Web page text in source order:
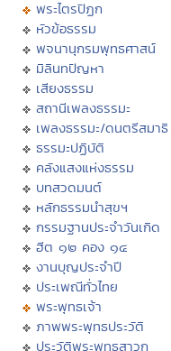
พระไตรปิฏก
หัวข้อธรรม
พจนานุกรมพุทธศาสน์
มิลินทปัญหา
เสียงธรรม
สถานีเพลงธรรมะ
เพลงธรรมะ/ดนตรีสมาธิ
ธรรมะปฏิบัติ
คลังแสงแห่งธรรม
บทสวดมนต์
หลักธรรมนำสุขฯ
กรรมฐานประจำวันเกิด
ฮีต ๑๒ คอง ๑๔
งานบุญประจำปี
ประเพณีทั่วไทย
พระพุทธเจ้า
ภาพพระพุทธประวัติ
ประวัติพระพุทธสาวก